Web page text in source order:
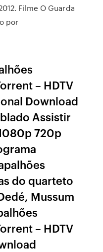
Filme O Guarda
por
– HDTV
Download
Assistir
720p
do quarteto
Mussum
– HDTV